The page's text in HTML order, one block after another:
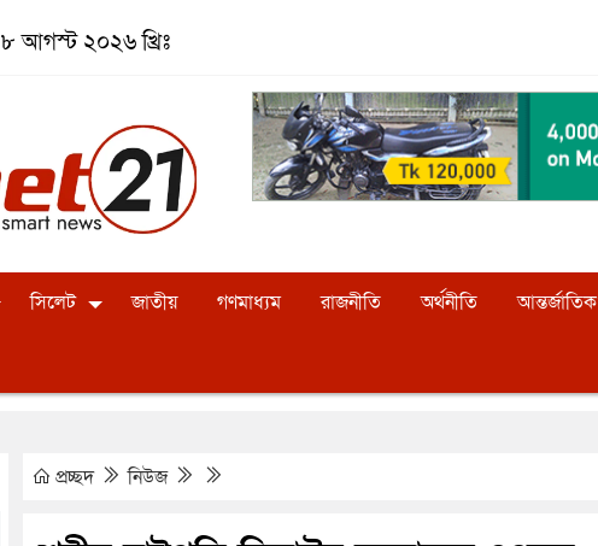
৮ আগস্ট ২০২৬ খ্রিঃ
সিলেট জাতীয় গণমাধ্যম রাজনীতি অর্থনীতি আন্তর্জাতিক
প্রচ্ছদ নিউজ